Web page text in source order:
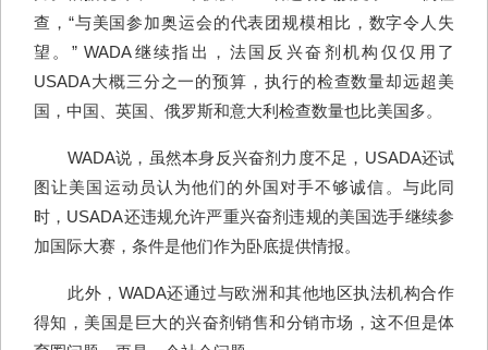
查，“与美国参加奥运会的代表团规模相比，数字令人失
望。” WADA继续指出，法国反兴奋剂机构仅仅用了
USADA大概三分之一的预算，执行的检查数量却远超美
国，中国、英国、俄罗斯和意大利检查数量也比美国多。
WADA说，虽然本身反兴奋剂力度不足，USADA还试
图让美国运动员认为他们的外国对手不够诚信。与此同
时，USADA还违规允许严重兴奋剂违规的美国选手继续参
加国际大赛，条件是他们作为卧底提供情报。
此外，WADA还通过与欧洲和其他地区执法机构合作
得知，美国是巨大的兴奋剂销售和分销市场，这不但是体